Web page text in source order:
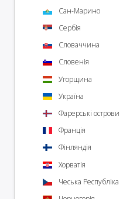
Сан-Марино
Сербія
Словаччина
Словенія
Угорщина
Україна
Фарерські острови
Франція
Фінляндія
Хорватія
Чеська Республіка